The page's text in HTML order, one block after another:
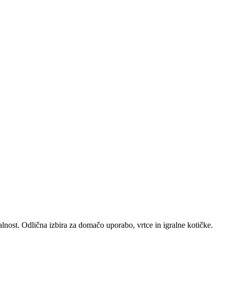
Odlična izbira za domačo uporabo, vrtce in igralne kotičke.